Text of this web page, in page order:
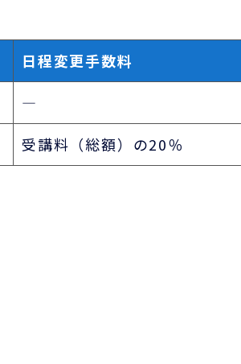
日程変更手数料
―
受講料（総額）の20％